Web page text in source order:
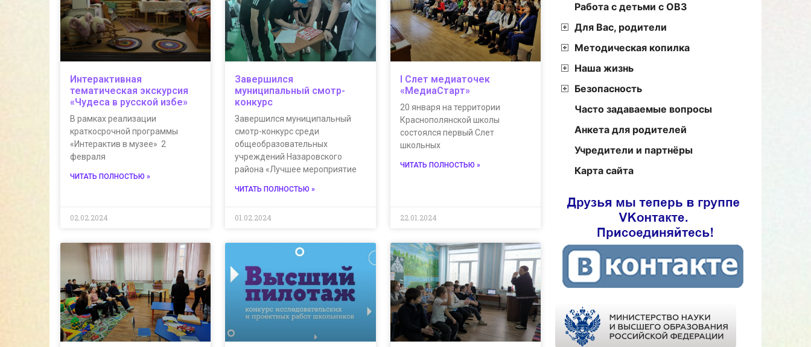
Интерактивная
тематическая экскурсия
«Чудеса в русской избе»
В рамках реализации
краткосрочной программы
«Интерактив в музее» 2
февраля
ЧИТАТЬ ПОЛНОСТЬЮ »
02.02.2024
Завершился
муниципальный смотр-
конкурс
Завершился муниципальный
смотр-конкурс среди
общеобразовательных
учреждений Назаровского
района «Лучшее мероприятие
ЧИТАТЬ ПОЛНОСТЬЮ »
01.02.2024
I Слет медиаточек
«МедиаСтарт»
20 января на территории
Краснополянской школы
состоялся первый Слет
школьных
ЧИТАТЬ ПОЛНОСТЬЮ »
22.01.2024
Работа с детьми с ОВЗ
Для Вас, родители
Методическая копилка
Наша жизнь
Безопасность
Часто задаваемые вопросы
Анкета для родителей
Учредители и партнёры
Карта сайта